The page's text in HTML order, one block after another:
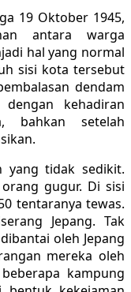
19 Oktober 1945,
antara warga
hal yang normal
sisi kota tersebut
dendam
kehadiran
bahkan setelah
yang tidak sedikit.
gugur. Di sisi
tentaranya tewas.
Jepang. Tak
oleh Jepang
mereka oleh
kampung